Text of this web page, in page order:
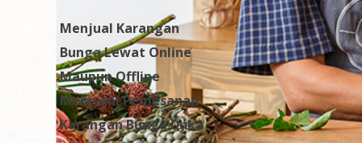
Menjual Karangan
Bunga Lewat Online
Maupun Offline
Melayani Pemesanan
Karangan Bunga Duka